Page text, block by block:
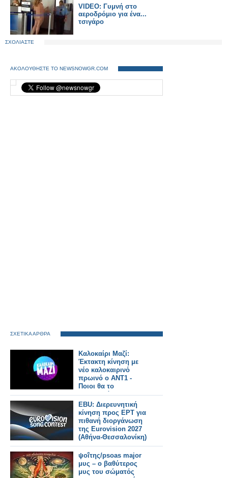
VIDEO: Γυμνή στο
αεροδρόμιο για ένα...
τσιγάρο
ΣΧΟΛΙΑΣΤΕ
ΑΚΟΛΟΥΘΗΣΤΕ ΤΟ NEWSNOWGR.COM
ΣΧΕΤΙΚΑ ΑΡΘΡΑ
Καλοκαίρι Μαζί:
Έκτακτη κίνηση με
νέο καλοκαιρινό
πρωινό ο ΑΝΤ1 -
Ποιοι θα το
παρουσιάζουν και τι
ώρα θα παίζει;
EBU: Διερευνητική
κίνηση προς ΕΡΤ για
πιθανή διοργάνωση
της Eurovision 2027
(Αθήνα-Θεσσαλονίκη)
ψοΐτης/psoas major
μυς – ο βαθύτερος
μυς του σώματός